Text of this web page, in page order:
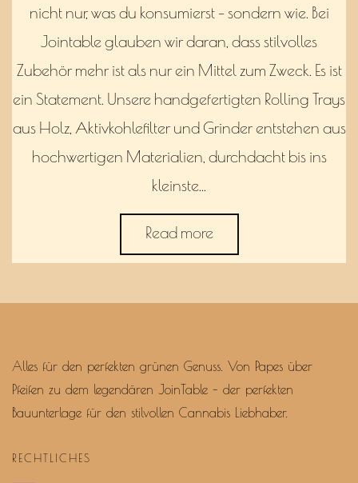
nicht nur, was du konsumierst – sondern wie. Bei
Jointable glauben wir daran, dass stilvolles
Zubehör mehr ist als nur ein Mittel zum Zweck. Es ist
ein Statement. Unsere handgefertigten Rolling Trays
aus Holz, Aktivkohlefilter und Grinder entstehen aus
hochwertigen Materialien, durchdacht bis ins
kleinste…
Read more
Alles für den perfekten grünen Genuss. Von Papes über
Pfeifen zu dem legendären JoinTable – der perfekten
Bauunterlage für den stilvollen Cannabis Liebhaber.
RECHTLICHES